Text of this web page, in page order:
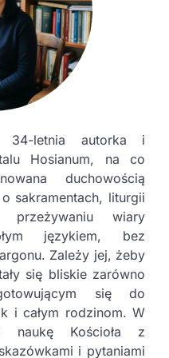
34-letnia autorka i
Hosianum, na co
duchowością
sakramentach, liturgii
przeżywaniu wiary
językiem, bez
Zależy jej, żeby
się bliskie zarówno
się do
i całym rodzinom. W
naukę Kościoła z
i pytaniami